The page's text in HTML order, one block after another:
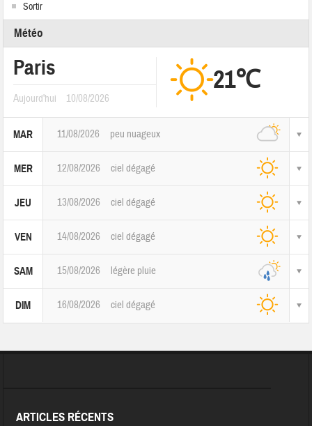
Sortir
Météo
Paris
Aujourd'hui 10/08/2026
21℃
MAR 11/08/2026 peu nuageux
MER 12/08/2026 ciel dégagé
JEU 13/08/2026 ciel dégagé
VEN 14/08/2026 ciel dégagé
SAM 15/08/2026 légère pluie
DIM 16/08/2026 ciel dégagé
ARTICLES RÉCENTS